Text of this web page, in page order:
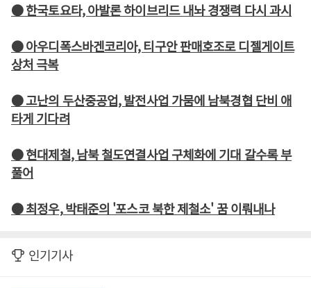
● 한국토요타, 아발론 하이브리드 내놔 경쟁력 다시 과시
● 아우디폭스바겐코리아, 티구안 판매호조로 디젤게이트
상처 극복
● 고난의 두산중공업, 발전사업 가뭄에 남북경협 단비 애
타게 기다려
● 현대제철, 남북 철도연결사업 구체화에 기대 갈수록 부
풀어
● 최정우, 박태준의 '포스코 북한 제철소' 꿈 이뤄내나
인기기사